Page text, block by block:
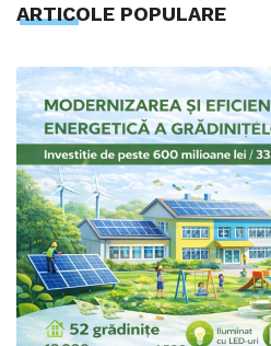
ARTICOLE POPULARE